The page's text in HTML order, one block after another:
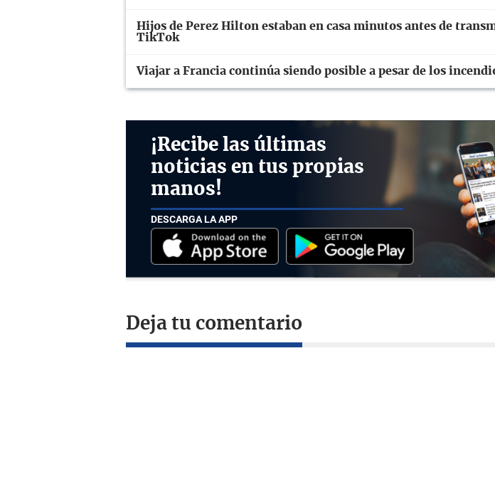
Hijos de Perez Hilton estaban en casa minutos antes de
TikTok
Viajar a Francia continúa siendo posible a pesar de los
¡Recibe las últimas
noticias en tus propias
manos!
DESCARGA LA APP
Deja tu comentario